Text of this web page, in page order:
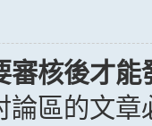
審核後才能
論區的文